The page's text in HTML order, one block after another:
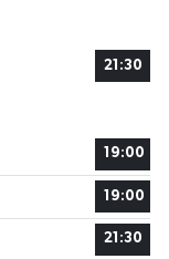
21:30
19:00
19:00
21:30